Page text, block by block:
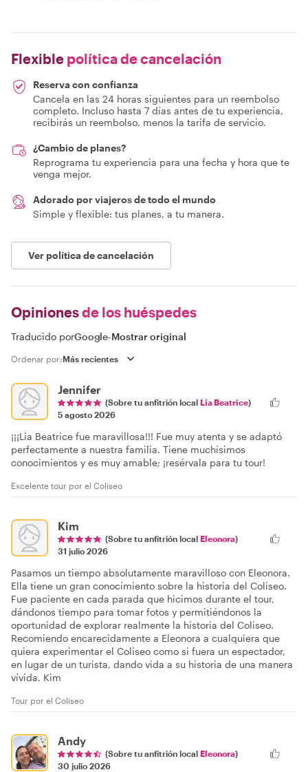
Flexible política de cancelación
Reserva con confianza
Cancela en las 24 horas siguientes para un reembolso
completo. Incluso hasta 7 días antes de tu experiencia,
recibirás un reembolso, menos la tarifa de servicio.
¿Cambio de planes?
Reprograma tu experiencia para una fecha y hora que te
venga mejor.
Adorado por viajeros de todo el mundo
Simple y flexible: tus planes, a tu manera.
Ver política de cancelación
Opinionesde los huéspedes
Traducido porGoogle-Mostrar original
Ordenar por:
Jennifer
(Sobre tu anfitrión local Lia Beatrice)
5 agosto 2026
¡¡¡Lia Beatrice fue maravillosa!!! Fue muy atenta y se adaptó
perfectamente a nuestra familia. Tiene muchísimos
conocimientos y es muy amable; ¡resérvala para tu tour!
Excelente tour por el Coliseo
Kim
(Sobre tu anfitrión local Eleonora)
31 julio 2026
Pasamos un tiempo absolutamente maravilloso con Eleonora.
Ella tiene un gran conocimiento sobre la historia del Coliseo.
Fue paciente en cada parada que hicimos durante el tour,
dándonos tiempo para tomar fotos y permitiéndonos la
oportunidad de explorar realmente la historia del Coliseo.
Recomiendo encarecidamente a Eleonora a cualquiera que
quiera experimentar el Coliseo como si fuera un espectador,
en lugar de un turista, dando vida a su historia de una manera
vívida. Kim
Tour por el Coliseo
Andy
(Sobre tu anfitrión local Eleonora)
30 julio 2026